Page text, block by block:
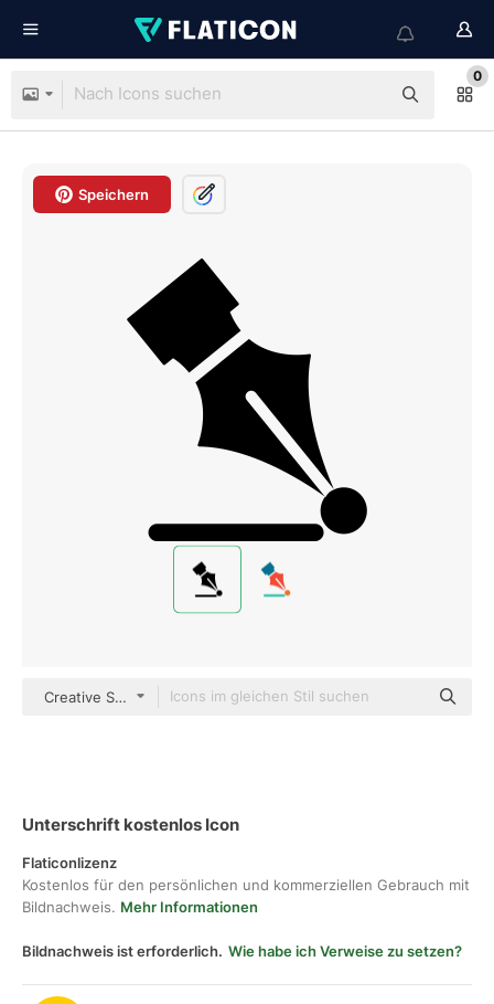
0
Speichern
Creative Stall Premium Fill
Unterschrift kostenlos Icon
Flaticonlizenz
Kostenlos für den persönlichen und kommerziellen Gebrauch mit
Bildnachweis. Mehr Informationen
Bildnachweis ist erforderlich. Wie habe ich Verweise zu setzen?